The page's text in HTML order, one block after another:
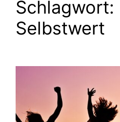
Schlagwort:
Selbstwert